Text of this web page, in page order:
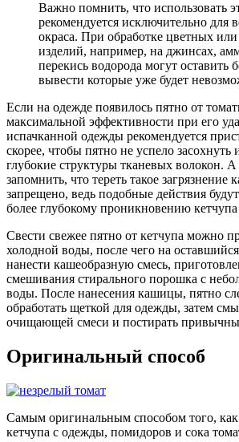
Важно помнить, что использовать
рекомендуется исключительно для
окраса. При обработке цветных
изделий, например, на джинсах,
перекись водорода могут оставить
вывести которые уже будет
Если на одежде появилось пятно от
максимальной эффективности при его
испачканной одежды рекомендуется
скорее, чтобы пятно не успело засохнуть
глубокие структуры тканевых волокон. А
запомнить, что тереть такое загрязнение
запрещено, ведь подобные действия
более глубокому проникновению
Свести свежее пятно от кетчупа можно
холодной воды, после чего на
нанести кашеобразную смесь,
смешивания стирального порошка с
воды. После нанесения кашицы, пятно
обработать щеткой для одежды, затем
очищающей смеси и постирать
Оригинальный способ
Самым оригинальным способом того, как
кетчупа с одежды, помидоров и сока